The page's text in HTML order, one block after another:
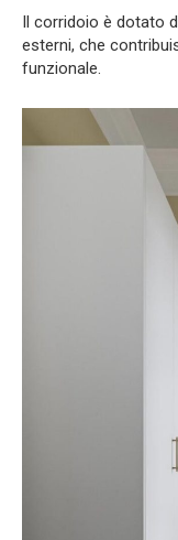
Il corridoio è dotato
esterni, che
funzionale.